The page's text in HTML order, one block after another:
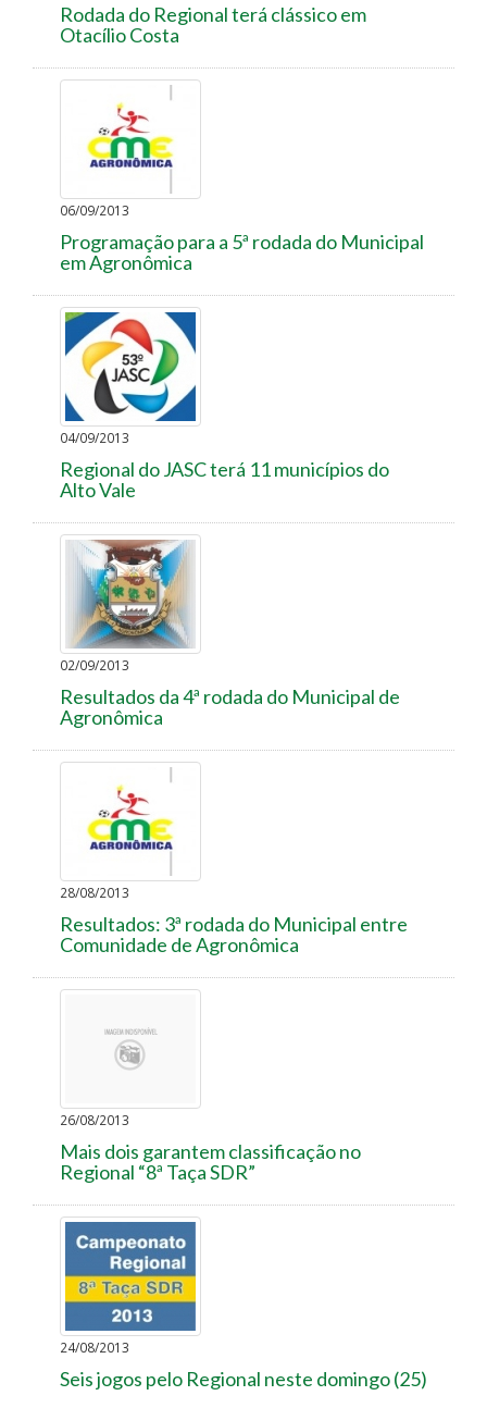
Rodada do Regional terá clássico em
Otacílio Costa
06/09/2013
Programação para a 5ª rodada do Municipal
em Agronômica
04/09/2013
Regional do JASC terá 11 municípios do
Alto Vale
02/09/2013
Resultados da 4ª rodada do Municipal de
Agronômica
28/08/2013
Resultados: 3ª rodada do Municipal entre
Comunidade de Agronômica
26/08/2013
Mais dois garantem classificação no
Regional “8ª Taça SDR”
24/08/2013
Seis jogos pelo Regional neste domingo (25)